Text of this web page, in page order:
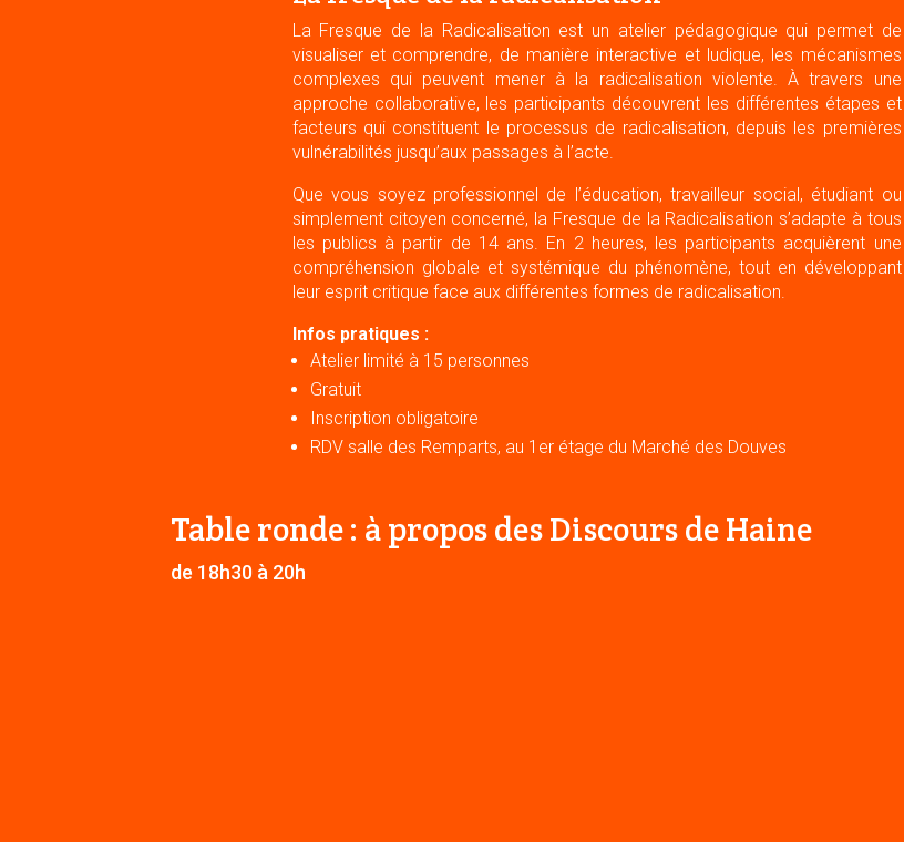
La Fresque de la Radicalisation est un atelier pédagogique qui permet de
visualiser et comprendre, de manière interactive et ludique, les mécanismes
complexes qui peuvent mener à la radicalisation violente. À travers une
approche collaborative, les participants découvrent les différentes étapes et
facteurs qui constituent le processus de radicalisation, depuis les premières
vulnérabilités jusqu’aux passages à l’acte.
Que vous soyez professionnel de l’éducation, travailleur social, étudiant ou
simplement citoyen concerné, la Fresque de la Radicalisation s’adapte à tous
les publics à partir de 14 ans. En 2 heures, les participants acquièrent une
compréhension globale et systémique du phénomène, tout en développant
leur esprit critique face aux différentes formes de radicalisation.
Infos pratiques :
Atelier limité à 15 personnes
Gratuit
Inscription obligatoire
RDV salle des Remparts, au 1er étage du Marché des Douves
Table ronde : à propos des Discours de Haine
de 18h30 à 20h